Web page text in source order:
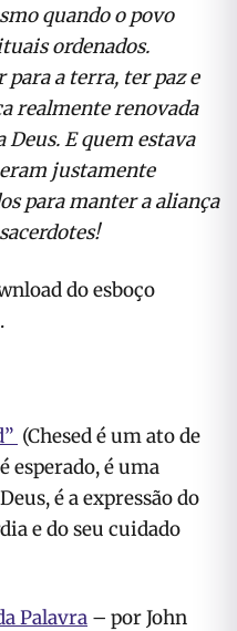
quando o povo
ordenados.
para a terra, ter paz e
realmente renovada
E quem estava
justamente
para manter a aliança
do esboço
(Chesed éum ato de
esperado, éuma
é a expressão do
e do seu cuidado
Palavra – por John